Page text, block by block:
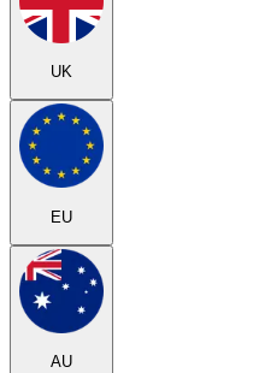
UK
EU
AU